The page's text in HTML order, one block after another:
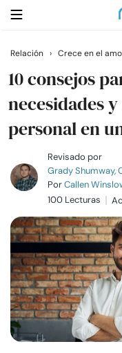
Buscar
Casarse
Relaciones
Familia
Ayuda
Cursos
Recursos
Relación › Crece en el
10 consejos
necesidades
personal en
Revisado por
Grady Shumway,
PorCallen
100 Lecturas